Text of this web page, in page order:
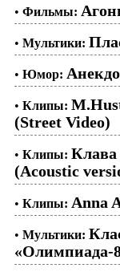
• Фильмы:
• Мультики:
• Юмор:
• Клипы:
(Street Video)
• Клипы:
(Acoustic
• Клипы: Anna
• Мультики:
«Олимпиада-